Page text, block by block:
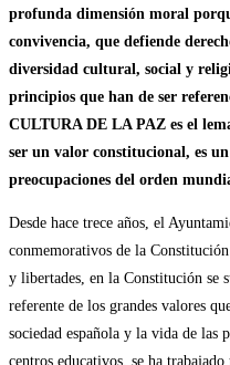
profunda dimensión moral
convivencia, que defiende
diversidad cultural, social y
principios que han de ser
CULTURA DE LA PAZ es el
ser un valor constitucional, es
preocupaciones del orden
Desde hace trece años, el
conmemorativos de la
y libertades, en la Constitución se
referente de los grandes valores
sociedad española y la vida de las
centros educativos, se ha